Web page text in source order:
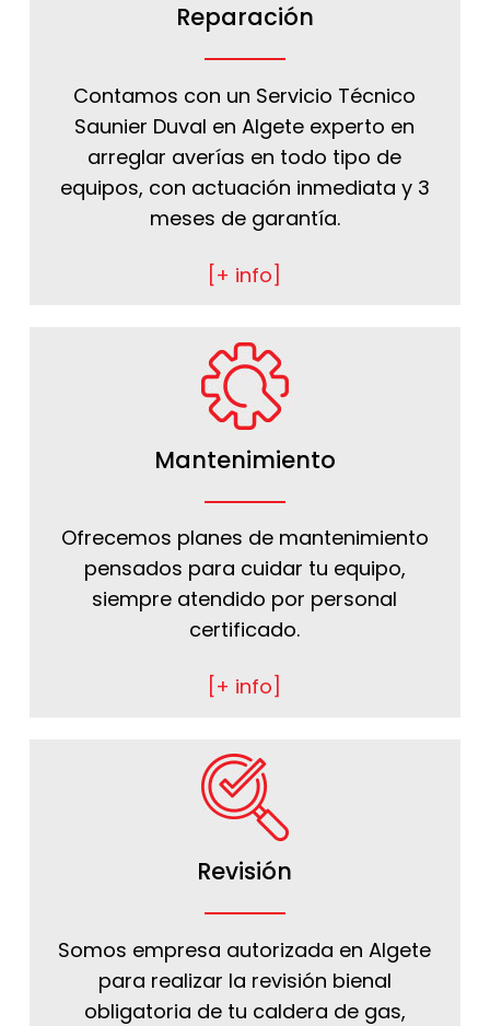
Reparación
Contamos con un Servicio Técnico
Saunier Duval en Algete experto en
arreglar averías en todo tipo de
equipos, con actuación inmediata y 3
meses de garantía.
[+ info]
Mantenimiento
Ofrecemos planes de mantenimiento
pensados para cuidar tu equipo,
siempre atendido por personal
certificado.
[+ info]
Revisión
Somos empresa autorizada en Algete
para realizar la revisión bienal
obligatoria de tu caldera de gas,